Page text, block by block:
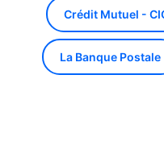
Crédit Mutuel -
La Banque Postale